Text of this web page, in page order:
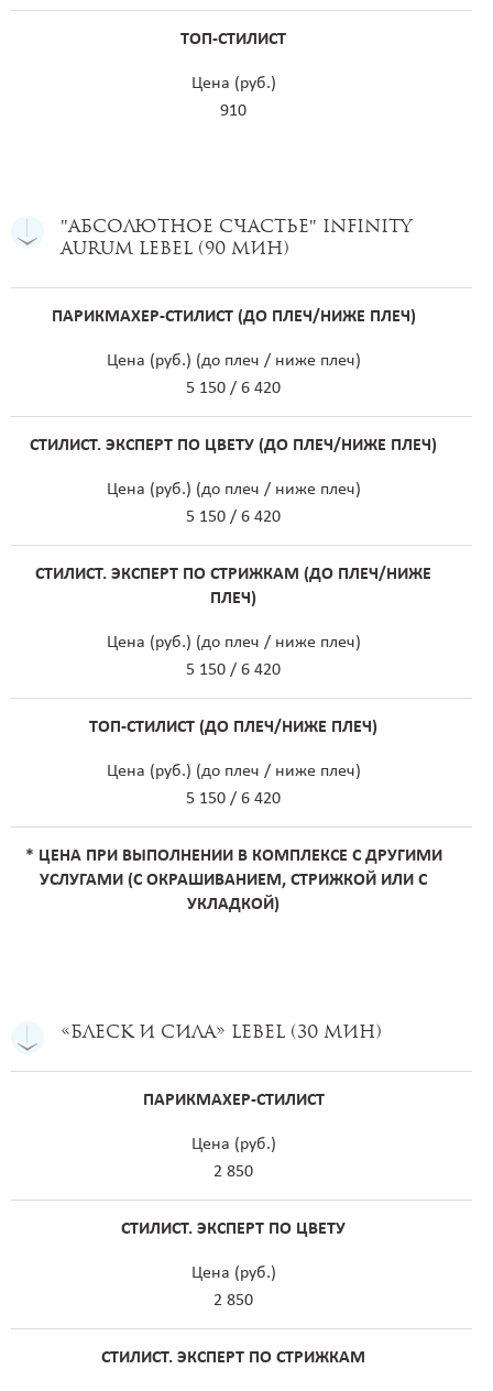
ТОП-СТИЛИСТ
Цена (руб.)
910
"Абсолютное счастье" Infinity
Aurum Lebel (90 мин)
ПАРИКМАХЕР-СТИЛИСТ (ДО ПЛЕЧ/НИЖЕ ПЛЕЧ)
Цена (руб.) (до плеч / ниже плеч)
5 150 / 6 420
СТИЛИСТ. ЭКСПЕРТ ПО ЦВЕТУ (ДО ПЛЕЧ/НИЖЕ ПЛЕЧ)
Цена (руб.) (до плеч / ниже плеч)
5 150 / 6 420
СТИЛИСТ. ЭКСПЕРТ ПО СТРИЖКАМ (ДО ПЛЕЧ/НИЖЕ
ПЛЕЧ)
Цена (руб.) (до плеч / ниже плеч)
5 150 / 6 420
ТОП-СТИЛИСТ (ДО ПЛЕЧ/НИЖЕ ПЛЕЧ)
Цена (руб.) (до плеч / ниже плеч)
5 150 / 6 420
* ЦЕНА ПРИ ВЫПОЛНЕНИИ В КОМПЛЕКСЕ С ДРУГИМИ
УСЛУГАМИ (С ОКРАШИВАНИЕМ, СТРИЖКОЙ ИЛИ С
УКЛАДКОЙ)
«Блеск и сила» Lebel (30 мин)
ПАРИКМАХЕР-СТИЛИСТ
Цена (руб.)
2 850
СТИЛИСТ. ЭКСПЕРТ ПО ЦВЕТУ
Цена (руб.)
2 850
СТИЛИСТ. ЭКСПЕРТ ПО СТРИЖКАМ